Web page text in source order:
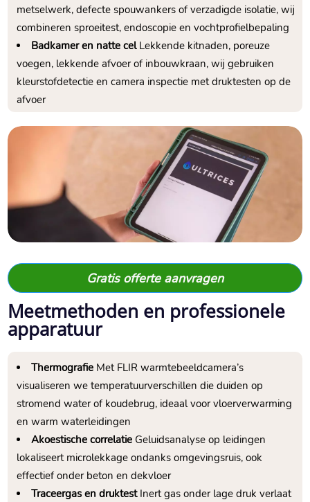
metselwerk, defecte spouwankers of verzadigde isolatie, wij
combineren sproeitest, endoscopie en vochtprofielbepaling
Badkamer en natte celLekkende kitnaden, poreuze
voegen, lekkende afvoer of inbouwkraan, wij gebruiken
kleurstofdetectie en camera inspectie met druktesten op de
afvoer
Gratis offerte aanvragen
Meetmethoden en professionele
apparatuur
Thermografie Met FLIR warmtebeeldcamera’s
visualiseren we temperatuurverschillen die duiden op
stromend water of koudebrug, ideaal voor vloerverwarming
en warm waterleidingen
Akoestische correlatie Geluidsanalyse op leidingen
lokaliseert microlekkage ondanks omgevingsruis, ook
effectief onder beton en dekvloer
Traceergas en druktestInert gas onder lage druk verlaat